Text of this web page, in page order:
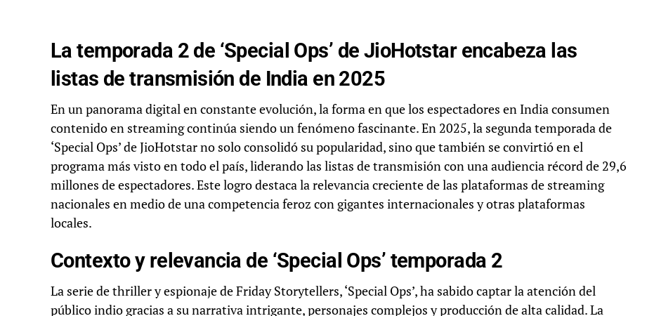
La temporada 2 de ‘Special Ops’ de JioHotstar encabeza las
listas de transmisión de India en 2025
En un panorama digital en constante evolución, la forma en que los espectadores en India consumen
contenido en streaming continúa siendo un fenómeno fascinante. En 2025, la segunda temporada de
‘Special Ops’ de JioHotstar no solo consolidó su popularidad, sino que también se convirtió en el
programa más visto en todo el país, liderando las listas de transmisión con una audiencia récord de 29,6
millones de espectadores. Este logro destaca la relevancia creciente de las plataformas de streaming
nacionales en medio de una competencia feroz con gigantes internacionales y otras plataformas
locales.
Contexto y relevancia de ‘Special Ops’ temporada 2
La serie de thriller y espionaje de Friday Storytellers, ‘Special Ops’, ha sabido captar la atención del
público indio gracias a su narrativa intrigante, personajes complejos y producción de alta calidad. La